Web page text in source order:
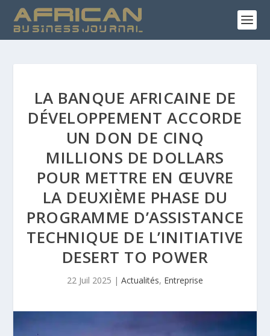
LA BANQUE AFRICAINE DE
DÉVELOPPEMENT ACCORDE
UN DON DE CINQ
MILLIONS DE DOLLARS
POUR METTRE EN ŒUVRE
LA DEUXIÈME PHASE DU
PROGRAMME D’ASSISTANCE
TECHNIQUE DE L’INITIATIVE
DESERT TO POWER
22 Juil 2025 | Actualités, Entreprise